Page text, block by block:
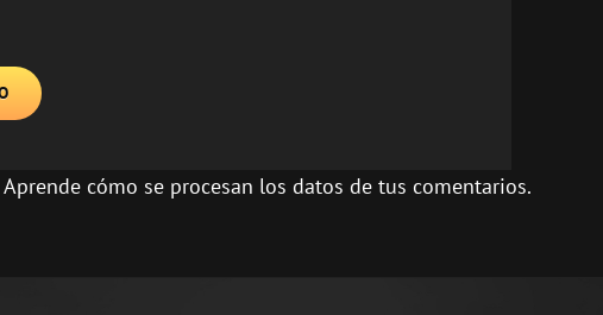
Aprende cómo se procesan los datos de tus comentarios.